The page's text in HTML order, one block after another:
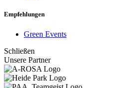
Empfehlungen
Green Events
Schließen
Unsere Partner